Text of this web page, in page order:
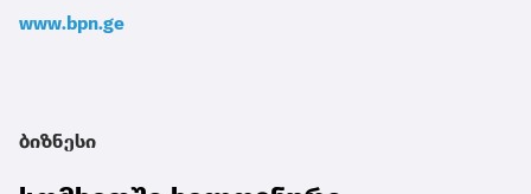
www.bpn.ge
ბიზნესი